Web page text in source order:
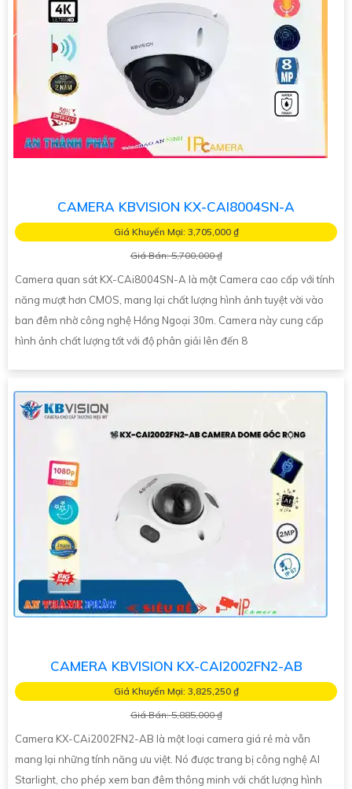
CAMERA KBVISION KX-CAI8004SN-A
Giá Khuyến Mại: 3,705,000 ₫
Giá Bán: 5,700,000 ₫
Camera quan sát KX-CAi8004SN-A là một Camera cao cấp với tính
năng mượt hơn CMOS, mang lại chất lượng hình ảnh tuyệt vời vào
ban đêm nhờ công nghệ Hồng Ngoại 30m. Camera này cung cấp
hình ảnh chất lượng tốt với độ phân giải lên đến 8
CAMERA KBVISION KX-CAI2002FN2-AB
Giá Khuyến Mại: 3,825,250 ₫
Giá Bán: 5,885,000 ₫
Camera KX-CAi2002FN2-AB là một loại camera giá rẻ mà vẫn
mang lại những tính năng ưu việt. Nó được trang bị công nghệ AI
Starlight, cho phép xem ban đêm thông minh với chất lượng hình